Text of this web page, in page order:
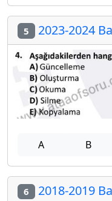
5 2023-2024
A B
6 2018-2019